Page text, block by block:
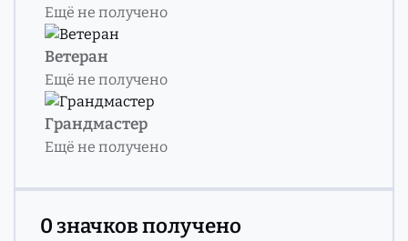
Ещё не получено
Ветеран
Ещё не получено
Грандмастер
Ещё не получено
0 значков получено